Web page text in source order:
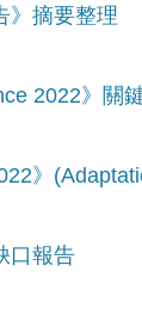
》摘要整理
2022》關
》
口報告